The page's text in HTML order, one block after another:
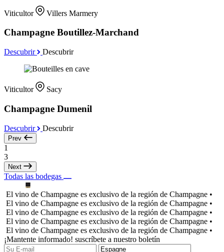
Viticultor Villers Marmery
Champagne Boutillez-Marchand
Descubrir Descubrir
Viticultor Sacy
Champagne Dumenil
Descubrir Descubrir
Prev
1
3
Next
Todas las bodegas
El vino de Champagne es exclusivo de la región de Champagne •
El vino de Champagne es exclusivo de la región de Champagne •
El vino de Champagne es exclusivo de la región de Champagne •
El vino de Champagne es exclusivo de la región de Champagne •
El vino de Champagne es exclusivo de la región de Champagne •
¡Mantente informado! suscríbete a nuestro boletín